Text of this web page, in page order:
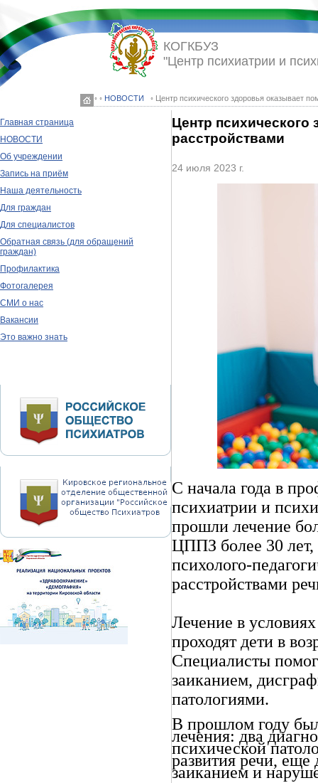
◦ ◦ НОВОСТИ ◦ Центр психического здоровья оказывает
КОГКБУЗ
"Центр психиатрии и
Главная страница
НОВОСТИ
Об учреждении
Запись на приём
Наша деятельность
Для граждан
Для специалистов
Обратная связь (для обращений
граждан)
Профилактика
Фотогалерея
СМИ о нас
Вакансии
Это важно знать
Центр
расстройствами
24 июля 2023 г.
С начала года в
психиатрии и
прошли лечение
ЦППЗ более 30 лет,
психолого-
расстройствами
Лечение в
проходят дети в
Специалисты
заиканием,
патологиями.
В прошлом году
лечения: два
психической
развития речи,
заиканием и